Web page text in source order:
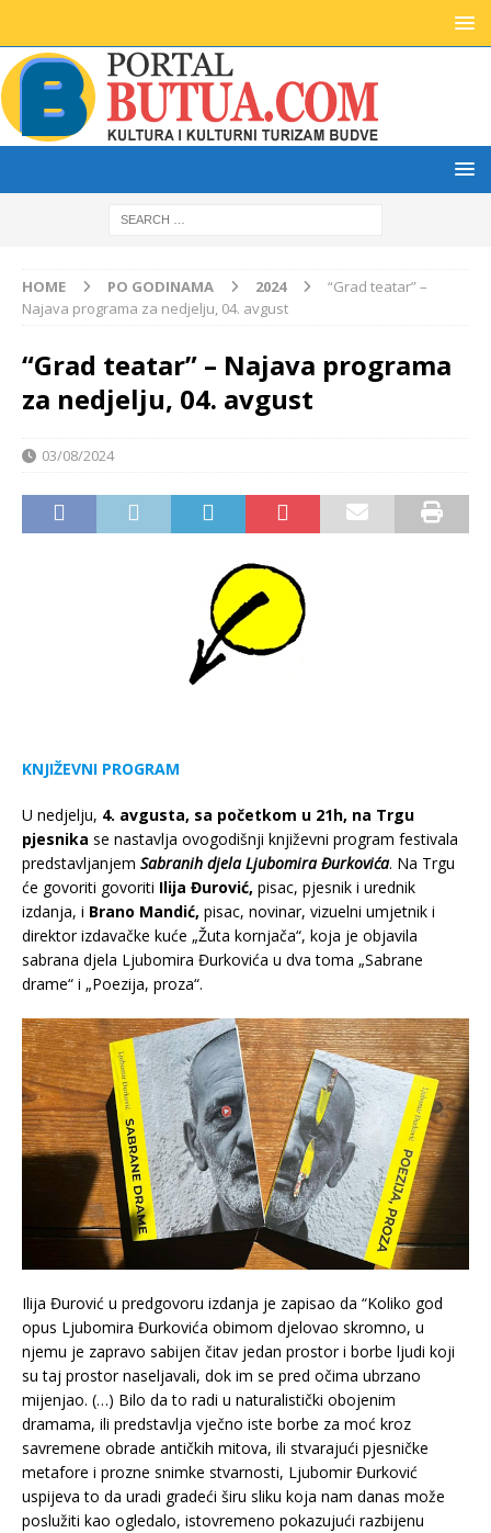
HOME PO GODINAMA 2024
“Grad teatar” –
Najava programa za nedjelju, 04. avgust
“Grad teatar” – Najava programa
za nedjelju, 04. avgust
03/08/2024
KNJIŽEVNI PROGRAM
U nedjelju, 4. avgusta, sa početkom u 21h, na Trgu
pjesnika se nastavlja ovogodišnji književni program festivala
predstavljanjem Sabranih djela Ljubomira Đurkovića. Na Trgu
će govoriti govoriti Ilija Đurović, pisac, pjesnik i urednik
izdanja, i Brano Mandić, pisac, novinar, vizuelni umjetnik i
direktor izdavačke kuće „Žuta kornjača“, koja je objavila
sabrana djela Ljubomira Đurkovića u dva toma „Sabrane
drame“ i „Poezija, proza“.
Ilija Đurović u predgovoru izdanja je zapisao da “Koliko god
opus Ljubomira Đurkovića obimom djelovao skromno, u
njemu je zapravo sabijen čitav jedan prostor i borbe ljudi koji
su taj prostor naseljavali, dok im se pred očima ubrzano
mijenjao. (…) Bilo da to radi u naturalistički obojenim
dramama, ili predstavlja vječno iste borbe za moć kroz
savremene obrade antičkih mitova, ili stvarajući pjesničke
metafore i prozne snimke stvarnosti, Ljubomir Đurković
uspijeva to da uradi gradeći širu sliku koja nam danas može
poslužiti kao ogledalo, istovremeno pokazujući razbijenu